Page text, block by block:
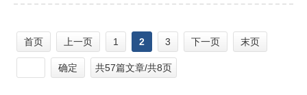
首页 上一页 1 2 3 下一页 末页
确定 共57篇文章/共8页